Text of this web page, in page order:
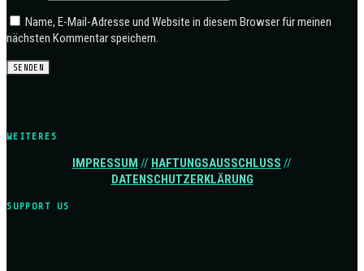
Name, E-Mail-Adresse und Website in diesem Browser für meinen
nächsten Kommentar speichern.
WEITERES
IMPRESSUM // HAFTUNGSAUSSCHLUSS //
DATENSCHUTZERKLÄRUNG
SUPPORT US